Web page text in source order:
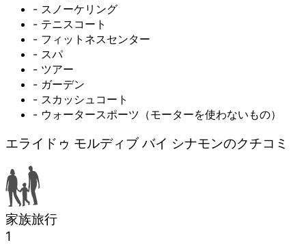
- スノーケリング
- テニスコート
- フィットネスセンター
- スパ
- ツアー
- ガーデン
- スカッシュコート
- ウォータースポーツ（モーターを使わないもの）
エライドゥ モルディブ バイ シナモンのクチコミ
家族旅行
1